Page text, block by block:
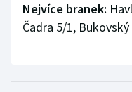
Triatlon
Nejvíce branek:
Čadra 5/1, Bukovský